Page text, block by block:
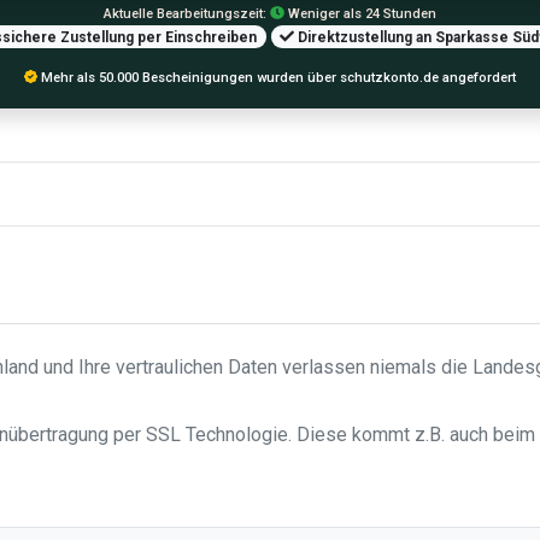
Aktuelle Bearbeitungszeit: Weniger als 24 Stunden
Zustellung per Einschreiben Direktzustellung an Sparkasse
Mehr als 50.000 Bescheinigungen wurden über schutzkonto.de angefordert
und Ihre vertraulichen Daten verlassen niemals die
per SSL Technologie. Diese kommt z.B. auch